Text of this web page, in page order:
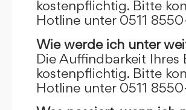
kostenpflichtig. Bitte
Hotline unter 0511
Wie werde ich unter
Die Auffindbarkeit
kostenpflichtig. Bitte
Hotline unter 0511